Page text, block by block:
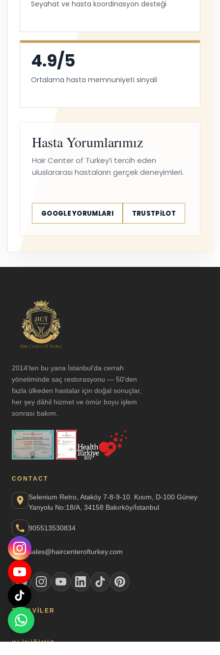
Seyahat ve hasta koordinasyon desteği
4.9/5
Ortalama hasta memnuniyeti sinyali
Hasta Yorumlarımız
Hair Center of Turkey’i tercih eden
uluslararası hastaların gerçek deneyimleri.
GOOGLE YORUMLARI TRUSTPILOT
2014'ten bu yana İstanbul'da cerrah
yönetiminde saç restorasyonu — 50'den
fazla ülkeden hastalar için doğal sonuçlar,
her şey dâhil hizmet ve ömür boyu işlem
sonrası bakım.
CONTACT
Selenium Retro, Ataköy 7-8-9-10. Kısım, D-100 Güney
Yanyolu No:18/A, 34158 Bakırköy/İstanbul
905513530834
sales@haircenterofturkey.com
TEDAVILER
KLINIĞIMIZ